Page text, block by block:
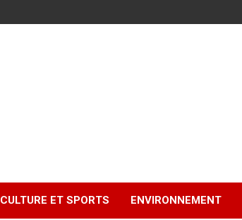
CULTURE ET SPORTS ENVIRONNEMENT